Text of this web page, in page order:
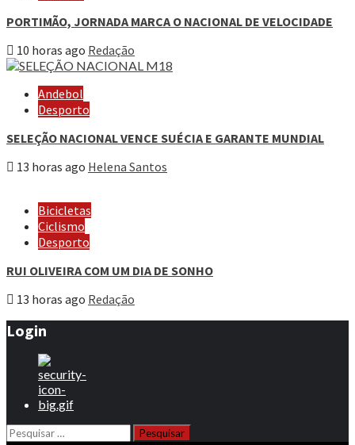
PORTIMÃO, JORNADA MARCA O NACIONAL DE VELOCIDADE
10 horas ago Redação
Andebol
Desporto
SELEÇÃO NACIONAL VENCE SUÉCIA E GARANTE MUNDIAL
13 horas ago Helena Santos
Bicicletas
Ciclismo
Desporto
RUI OLIVEIRA COM UM DIA DE SONHO
13 horas ago Redação
Login
Pesquisar